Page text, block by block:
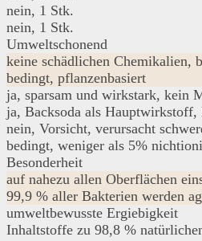
nein, 1 Stk.
nein, 1 Stk.
Umweltschonend
keine schädlichen Chemikalien,
bedingt, pflanzenbasiert
ja, sparsam und wirkstark, kein
ja, Backsoda als Hauptwirkstoff,
nein, Vorsicht, verursacht
bedingt, weniger als 5%
Besonderheit
auf nahezu allen Oberflächen
99,9 % aller Bakterien werden
umweltbewusste Ergiebigkeit
Inhaltstoffe zu 98,8 %